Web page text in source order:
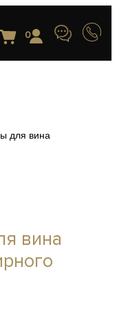
0
для вина
вина